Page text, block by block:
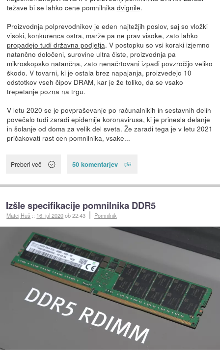
težave bi se lahko cene pomnilnika dvignile.
Proizvodnja polprevodnikov je eden najtežjih poslov, saj so vložki
visoki, konkurenca ostra, marže pa ne prav visoke, zato lahko
propadejo tudi državna podjetja. V postopku so vsi koraki izjemno
natančno določeni, surovine ultra čiste, proizvodnja pa
mikroskopsko natančna, zato nenačrtovani izpadi povzročijo veliko
škodo. V tovarni, ki je ostala brez napajanja, proizvedejo 10
odstotkov vseh čipov DRAM, kar je že toliko, da se vsako
trepetanje pozna na trgu.
V letu 2020 se je povpraševanje po računalnikih in sestavnih delih
povečalo tudi zaradi epidemije koronavirusa, ki je prinesla delanje
in šolanje od doma za velik del sveta. Že zaradi tega je v letu 2021
pričakovati rast cen pomnilnika, vsake...
Preberi več 50 komentarjev
Izšle specifikacije pomnilnika DDR5
Matej Huš :: 16. jul 2020ob 22:43 Pomnilnik